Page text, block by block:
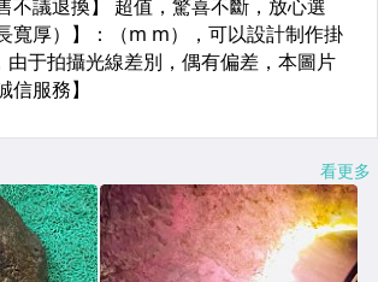
看更多